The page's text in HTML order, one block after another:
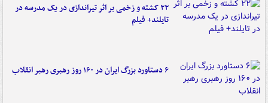
۲۲ کشته و زخمی بر اثر تیراندازی در یک مدرسه در
تایلند+ فیلم
۶ دستاورد بزرگ ایران در ۱۶۰ روز رهبری رهبر انقلاب